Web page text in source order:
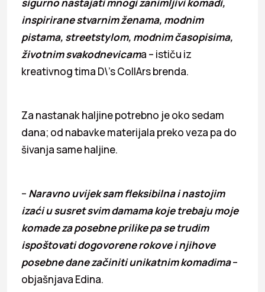
inspirirane stvarnim ženama, modnim
pistama, streetstylom, modnim časopisima,
životnim svakodnevicama – ističu iz
kreativnog tima D\’s CollArs brenda.
Za nastanak haljine potrebno je oko sedam
dana; od nabavke materijala preko veza pa do
šivanja same haljine.
– Naravno uvijek sam fleksibilna i nastojim
izaći u susret svim damama koje trebaju moje
komade za posebne prilike pa se trudim
ispoštovati dogovorene rokove i njihove
posebne dane začiniti unikatnim komadima–
objašnjava Edina.